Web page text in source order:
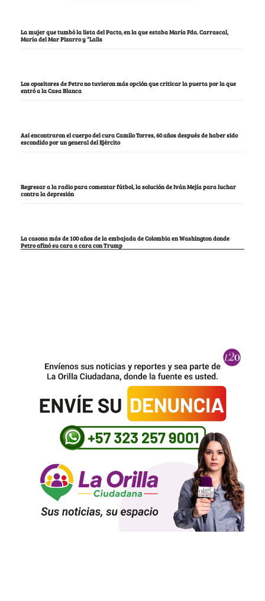
La mujer que tumbó la lista del Pacto, en la que estaba María Fda. Carrascal,
María del Mar Pizarro y “Lalis
Los opositores de Petro no tuvieron más opción que criticar la puerta por la que
entró a la Casa Blanca
Así encontraron el cuerpo del cura Camilo Torres, 60 años después de haber sido
escondido por un general del Ejército
Regresar a la radio para comentar fútbol, la solución de Iván Mejía para luchar
contra la depresión
La casona más de 100 años de la embajada de Colombia en Washington donde
Petro afinó su cara a cara con Trump